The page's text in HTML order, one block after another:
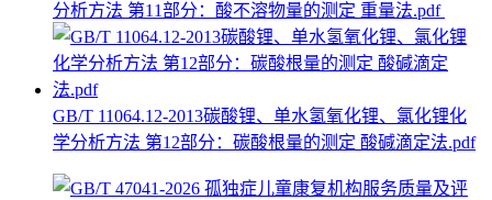
分析方法 第11部分：酸不溶物量的测定 重量法.pdf
GB/T 11064.12-2013碳酸锂、单水氢氧化锂、氯化锂化
学分析方法 第12部分：碳酸根量的测定 酸碱滴定法.pdf